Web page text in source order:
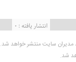
انتشار یافته : ۰
مدیران سایت منتشر خواهد شد.
شد.